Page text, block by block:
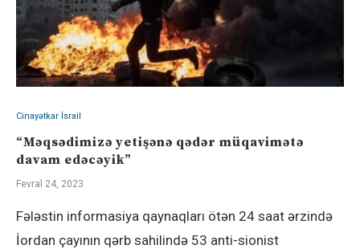
Cinayətkar İsrail
“Məqsədimizə yetişənə qədər müqavimətə
davam edəcəyik”
Fevral 24, 2023
Fələstin informasiya qaynaqları ötən 24 saat ərzində
İordan çayının qərb sahilində 53 anti-sionist